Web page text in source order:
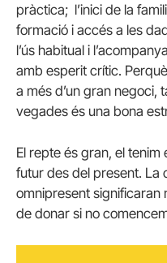
pràctica; l’inici de la
formació i accés a les
l’ús habitual i
amb esperit crític.
a més d’un gran negoci,
vegades és una bona
El repte és gran, el
futur des del present. La
omnipresent significaran
de donar si no